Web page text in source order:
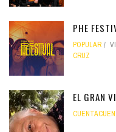
PHE
POPULAR
CRUZ
EL GRAN